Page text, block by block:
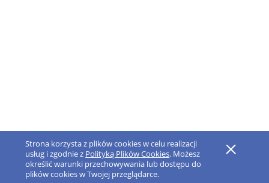
Strona korzysta z plików cookies w celu realizacji
usług i zgodnie z Polityką Plików Cookies. Możesz
określić warunki przechowywania lub dostępu do
plików cookies w Twojej przeglądarce.